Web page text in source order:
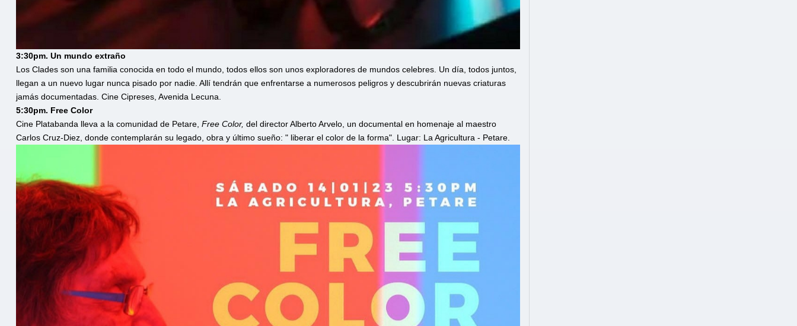
3:30pm. Un mundo extraño
Los Clades son una familia conocida en todo el mundo, todos ellos son unos exploradores de mundos celebres. Un día, todos juntos,
llegan a un nuevo lugar nunca pisado por nadie. Allí tendrán que enfrentarse a numerosos peligros y descubrirán nuevas criaturas
jamás documentadas. Cine Cipreses, Avenida Lecuna.
5:30pm. Free Color
Cine Platabanda lleva a la comunidad de Petare, Free Color, del director Alberto Arvelo, un documental en homenaje al maestro
Carlos Cruz-Diez, donde contemplarán su legado, obra y último sueño: " liberar el color de la forma". Lugar: La Agricultura - Petare.